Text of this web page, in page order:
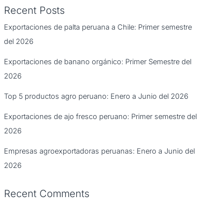
Recent Posts
Exportaciones de palta peruana a Chile: Primer semestre
del 2026
Exportaciones de banano orgánico: Primer Semestre del
2026
Top 5 productos agro peruano: Enero a Junio del 2026
Exportaciones de ajo fresco peruano: Primer semestre del
2026
Empresas agroexportadoras peruanas: Enero a Junio del
2026
Recent Comments